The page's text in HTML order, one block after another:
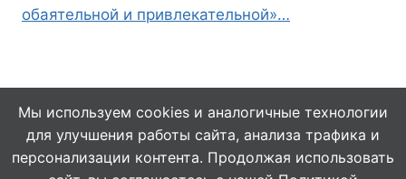
обаятельной и привлекательной»…
© 2026 Кулинарушка - Вкусные Рецепты
Мы используем cookies и аналогичные технологии
для улучшения работы сайта, анализа трафика и
персонализации контента. Продолжая использовать